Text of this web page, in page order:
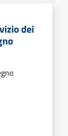
dei